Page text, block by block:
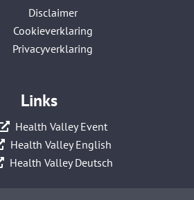
Disclaimer
Cookieverklaring
Privacyverklaring
Links
Health Valley Event
Health Valley English
Health Valley Deutsch